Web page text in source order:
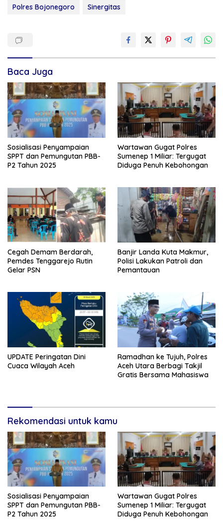
Polres Bojonegoro
Sinergitas
Baca Juga
Sosialisasi Penyampaian
SPPT dan Pemungutan PBB-
P2 Tahun 2025
Wartawan Gugat Polres
Sumenep 1 Miliar: Tergugat
Diduga Penuh Kebohongan
Cegah Demam Berdarah,
Pemdes Tenggarejo Rutin
Gelar PSN
Banjir Landa Kuta Makmur,
Polisi Lakukan Patroli dan
Pemantauan
UPDATE Peringatan Dini
Cuaca Wilayah Aceh
Ramadhan ke Tujuh, Polres
Aceh Utara Berbagi Takjil
Gratis Bersama Mahasiswa
Rekomendasi untuk kamu
Sosialisasi Penyampaian
SPPT dan Pemungutan PBB-
P2 Tahun 2025
Wartawan Gugat Polres
Sumenep 1 Miliar: Tergugat
Diduga Penuh Kebohongan